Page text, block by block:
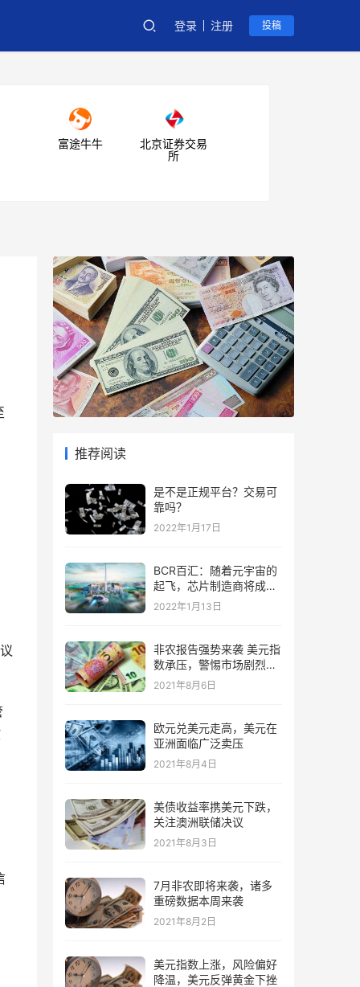
登录 注册 投稿
富途牛牛
北京证券交易
所
推荐阅读
是不是正规平台？交易可
靠吗？
2022年1月17日
BCR百汇：随着元宇宙的
起飞，芯片制造商将成为
“赢家”
2022年1月13日
非农报告强势来袭 美元指
数承压，警惕市场剧烈波
动
2021年8月6日
欧元兑美元走高，美元在
亚洲面临广泛卖压
2021年8月4日
美债收益率携美元下跌，
关注澳洲联储决议
2021年8月3日
7月非农即将来袭，诸多
重磅数据本周来袭
2021年8月2日
美元指数上涨，风险偏好
降温，美元反弹黄金下挫